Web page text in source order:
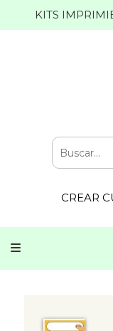
KITS
CREAR